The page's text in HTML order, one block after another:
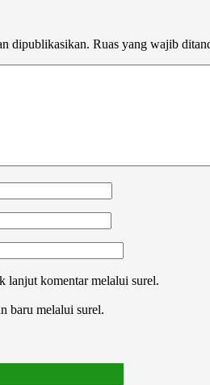
dipublikasikan. Ruas yang wajib
lanjut komentar melalui surel.
baru melalui surel.